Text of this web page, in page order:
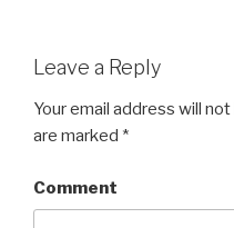
Leave a Reply
Your email address will
are marked *
Comment